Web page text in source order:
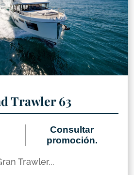
Trawler 63
Consultar
promoción.
Trawler...